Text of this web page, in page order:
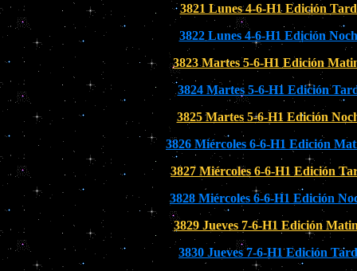
3821 Lunes 4-6-H1 Edición
3822 Lunes 4-6-H1 Edición
3823 Martes 5-6-H1 Edición
3824 Martes 5-6-H1 Edición
3825 Martes 5-6-H1 Edición
3826 Miércoles 6-6-H1 Edición
3827 Miércoles 6-6-H1 Edición
3828 Miércoles 6-6-H1 Edición
3829 Jueves 7-6-H1 Edición
3830 Jueves 7-6-H1 Edición